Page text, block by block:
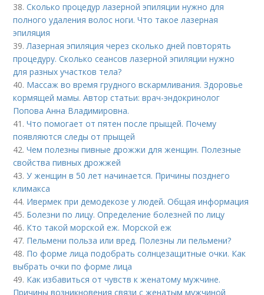
38.Сколько процедур лазерной эпиляции нужно для
полного удаления волос ноги. Что такое лазерная
эпиляция
39. Лазерная эпиляция через сколько дней повторять
процедуру. Сколько сеансов лазерной эпиляции нужно
для разных участков тела?
40. Массаж во время грудного вскармливания. Здоровье
кормящей мамы. Автор статьи: врач-эндокринолог
Попова Анна Владимировна.
41.Что помогает от пятен после прыщей. Почему
появляются следы от прыщей
42.Чем полезны пивные дрожжи для женщин. Полезные
свойства пивных дрожжей
43.У женщин в 50 лет начинается. Причины позднего
климакса
44. Ивермек при демодекозе у людей. Общая информация
45. Болезни по лицу. Определение болезней по лицу
46. Кто такой морской еж. Морской еж
47. Пельмени польза или вред. Полезны ли пельмени?
48. По форме лица подобрать солнцезащитные очки. Как
выбрать очки по форме лица
49. Как избавиться от чувств к женатому мужчине.
Причины возникновения связи с женатым мужчиной